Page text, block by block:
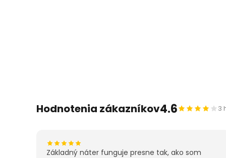
Hodnotenia zákazníkov4.6 3
Základný náter funguje presne tak, ako som